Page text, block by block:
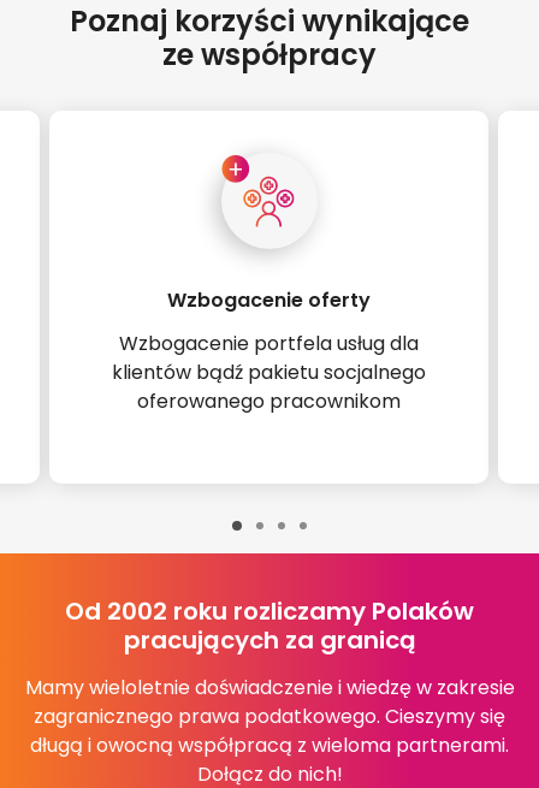
Poznaj korzyści wynikające
ze współpracy
Wzbogacenie oferty
Wzbogacenie portfela usług dla
klientów bądź pakietu socjalnego
oferowanego pracownikom
Od 2002 roku rozliczamy Polaków
pracujących za granicą
Mamy wieloletnie doświadczenie i wiedzę w zakresie
zagranicznego prawa podatkowego. Cieszymy się
długą i owocną współpracą z wieloma partnerami.
Dołącz do nich!